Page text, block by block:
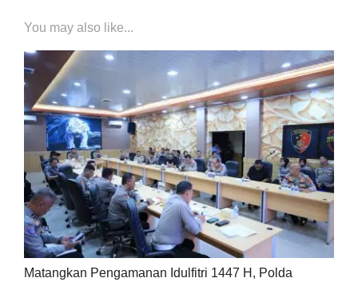
You may also like...
Matangkan Pengamanan Idulfitri 1447 H, Polda